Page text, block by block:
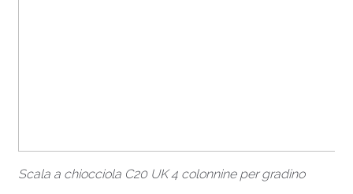
Scala a chiocciola C20 UK 4 colonnine per gradino